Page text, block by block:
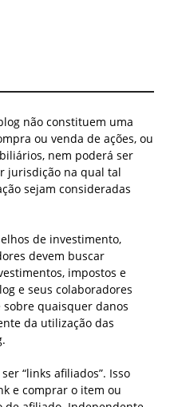
não constituem uma
ou venda de ações, ou
nem poderá ser
jurisdição na qual tal
sejam consideradas
de investimento,
devem buscar
impostos e
e seus colaboradores
quaisquer danos
da utilização das
“links afiliados”. Isso
e comprar o item ou